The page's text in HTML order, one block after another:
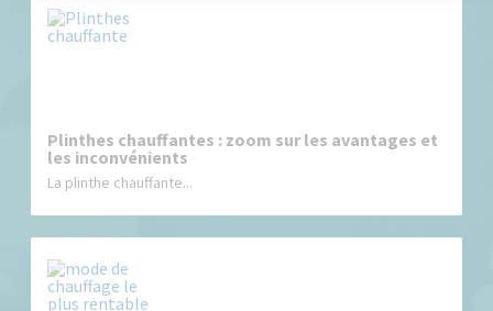
Plinthes chauffantes : zoom sur les avantages et
les inconvénients
La plinthe chauffante...